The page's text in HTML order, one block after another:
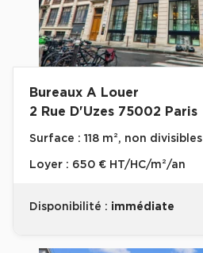
Bureaux A Louer
2 Rue D'Uzes 75002 Paris
Surface : 118 m², non divisibles
Loyer : 650 € HT/HC/m²/an
Disponibilité : immédiate